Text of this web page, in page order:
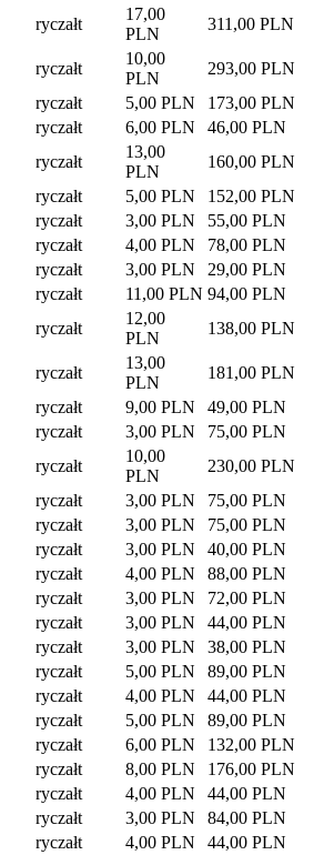
ryczałt
17,00
PLN
311,00 PLN
ryczałt
10,00
PLN
293,00 PLN
ryczałt 5,00 PLN
173,00 PLN
ryczałt 6,00 PLN
46,00 PLN
ryczałt
13,00
PLN
160,00 PLN
ryczałt 5,00 PLN
152,00 PLN
ryczałt 3,00 PLN
55,00 PLN
ryczałt 4,00 PLN
78,00 PLN
ryczałt 3,00 PLN
29,00 PLN
ryczałt 11,00 PLN 94,00 PLN
ryczałt
12,00
PLN
138,00 PLN
ryczałt
13,00
PLN
181,00 PLN
ryczałt 9,00 PLN
49,00 PLN
ryczałt 3,00 PLN
75,00 PLN
ryczałt
10,00
PLN
230,00 PLN
ryczałt 3,00 PLN
75,00 PLN
ryczałt 3,00 PLN
75,00 PLN
ryczałt 3,00 PLN
40,00 PLN
ryczałt 4,00 PLN
88,00 PLN
ryczałt 3,00 PLN
72,00 PLN
ryczałt 3,00 PLN
44,00 PLN
ryczałt 3,00 PLN
38,00 PLN
ryczałt 5,00 PLN
89,00 PLN
ryczałt 4,00 PLN
44,00 PLN
ryczałt 5,00 PLN
89,00 PLN
ryczałt 6,00 PLN
132,00 PLN
ryczałt 8,00 PLN
176,00 PLN
ryczałt 4,00 PLN
44,00 PLN
ryczałt 3,00 PLN
84,00 PLN
ryczałt 4,00 PLN
44,00 PLN